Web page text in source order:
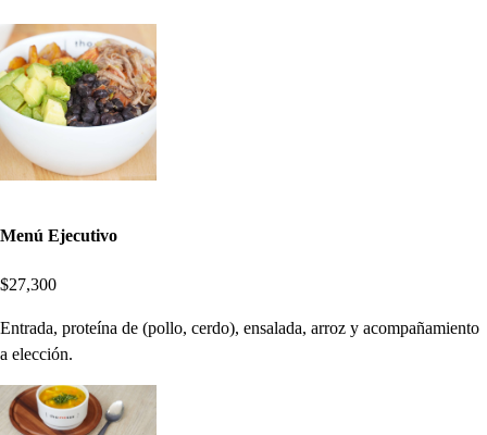
Menú Ejecutivo
$27,300
Entrada, proteína de (pollo, cerdo), ensalada, arroz y acompañamiento
a elección.